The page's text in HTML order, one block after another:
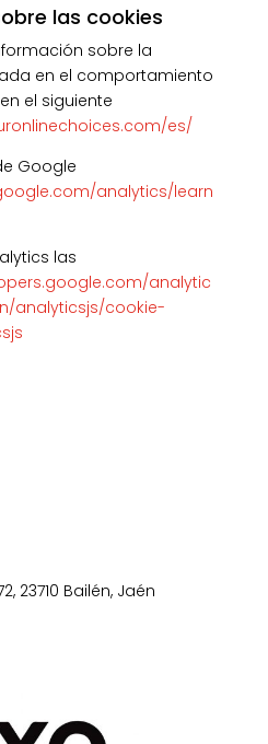
las cookies
sobre la
en el comportamiento
el siguiente
es/
Google
analytics/learn
las
analytic
analyticsjs/cookie-
23710 Bailén, Jaén